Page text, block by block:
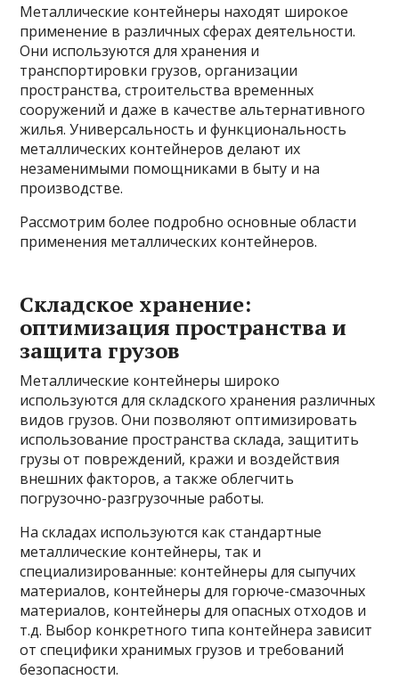
Металлические контейнеры находят широкое
применение в различных сферах деятельности.
Они используются для хранения и
транспортировки грузов, организации
пространства, строительства временных
сооружений и даже в качестве альтернативного
жилья. Универсальность и функциональность
металлических контейнеров делают их
незаменимыми помощниками в быту и на
производстве.
Рассмотрим более подробно основные области
применения металлических контейнеров.
Складское хранение:
оптимизация пространства и
защита грузов
Металлические контейнеры широко
используются для складского хранения различных
видов грузов. Они позволяют оптимизировать
использование пространства склада, защитить
грузы от повреждений, кражи и воздействия
внешних факторов, а также облегчить
погрузочно-разгрузочные работы.
На складах используются как стандартные
металлические контейнеры, так и
специализированные: контейнеры для сыпучих
материалов, контейнеры для горюче-смазочных
материалов, контейнеры для опасных отходов и
т.д. Выбор конкретного типа контейнера зависит
от специфики хранимых грузов и требований
безопасности.